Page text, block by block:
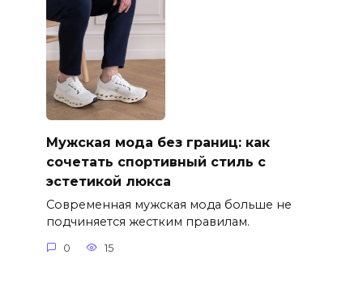
Мужская мода без границ: как
сочетать спортивный стиль с
эстетикой люкса
Современная мужская мода больше не
подчиняется жестким правилам.
0 15